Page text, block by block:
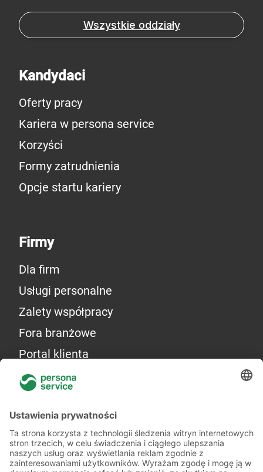
Wszystkie oddziały
Kandydaci
Oferty pracy
Kariera w persona service
Korzyści
Formy zatrudnienia
Opcje startu kariery
Firmy
Dla firm
Usługi personalne
Zalety współpracy
Fora branżowe
Portal klienta
Więcej o nas
Kilka słów o nas
Oddziały